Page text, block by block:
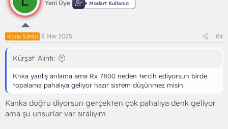
Yeni Üye Modart Kullanıcı
Konu Sahibi 8 Mar 2025 #4
Kürşat' Alıntı:
Knka yanlış anlama ama Rx 7800 neden tercih ediyorsun birde
topalama pahalıya geliyor hazır sistem düşünmez misin
Kanka doğru diyorsun gerçekten çok pahalıya denk geliyor
ama şu unsurlar var sıralıyım